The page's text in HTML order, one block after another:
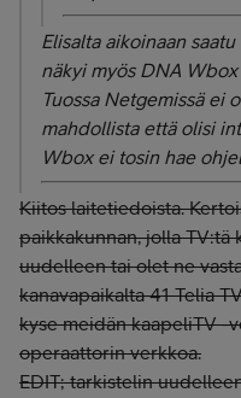
Elisalta aikoinaan
näkyi myös DNA Wbox
Tuossa Netgemissä ei
mahdollista että olisi
Wbox ei tosin hae
Kiitos laitetiedoista.
paikkakunnan, jolla TV:tä
uudelleen tai olet ne
kanavapaikalta 41 Telia
kyse meidän kaapeliTV -
operaattorin verkkoa.
EDIT; tarkistelin